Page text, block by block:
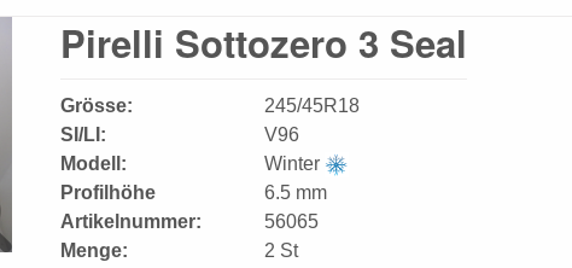
Pirelli Sottozero 3 Seal
Grösse:
SI/LI:
Modell:
Profilhöhe
Artikelnummer:
Menge:
245/45R18
V96
Winter
6.5 mm
56065
2 St